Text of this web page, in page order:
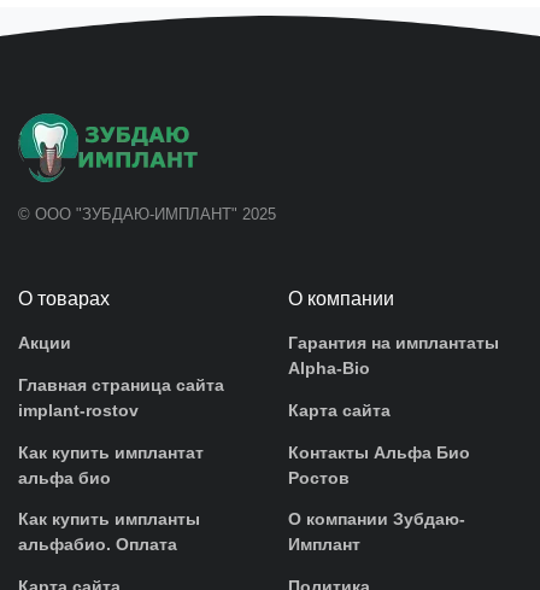
© ООО "ЗУБДАЮ-ИМПЛАНТ" 2025
О товарах
Акции
Главная страница сайта
implant-rostov
Как купить имплантат
альфа био
Как купить импланты
альфабио. Оплата
Карта сайта
О компании
Гарантия на имплантаты
Alpha-Bio
Карта сайта
Контакты Альфа Био
Ростов
О компании Зубдаю-
Имплант
Политика